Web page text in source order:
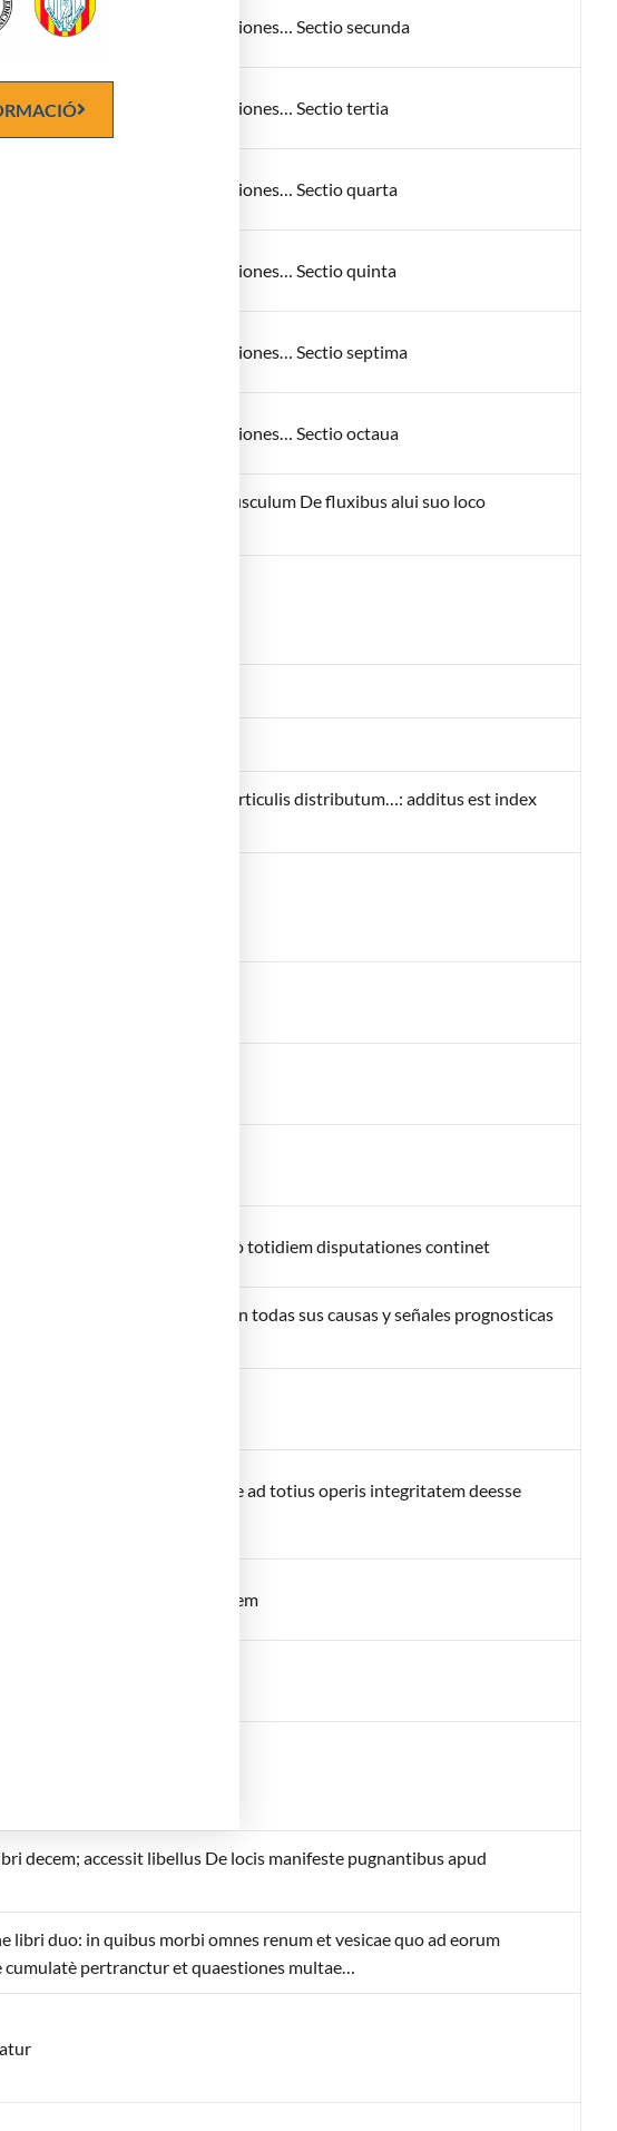
collatione adnotationes… Sectio secunda
collatione adnotationes… Sectio tertia
collatione adnotationes… Sectio quarta
collatione adnotationes… Sectio quinta
collatione adnotationes… Sectio septima
collatione adnotationes… Sectio octaua
accedit eiusdem opusculum De fluxibus alui suo loco
curationes septem particulis distributum…: additus est index
exercere potest
centum & octo, alter verò totidiem disputationes continet
este nombre peste: con todas sus causas y señales prognosticas
sedeue [sic] hazer…
in commentaria Galeni]
complectens ea, quae ad totius operis integritatem deesse
& prognostico libri septem
Liber tertius
decem; accessit libellus De locis manifeste pugnantibus apud
duo: in quibus morbi omnes renum et vesicae quo ad eorum
pertranctur et quaestiones multae…